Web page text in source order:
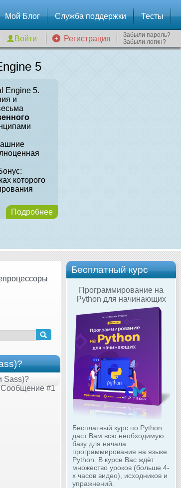
Мой Блог Служба поддержки Тесты
Регистрация
Забыли пароль?
Забыли логин?
5
Engine 5.
и
которого
Подробнее
Бесплатный курс
Программирование на
Python для начинающих
Бесплатный курс по Python
даст Вам всю необходимую
базу для начала
программирования на языке
Python. В курсе Вас ждёт
множество уроков (больше 4-
х часов видео), исходников и
упражнений.
Sass)?
Сообщение #1